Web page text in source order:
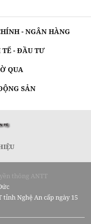
- NGÂN HÀNG
TẾ - ĐẦU TƯ
QUA
SẢN
thông ANTT
tỉnh Nghệ An cấp ngày 15